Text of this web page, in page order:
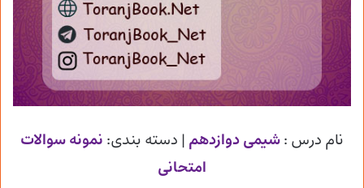
نام درس :شیمی دوازدهم | دسته بندی: نمونه سوالات
امتحانی